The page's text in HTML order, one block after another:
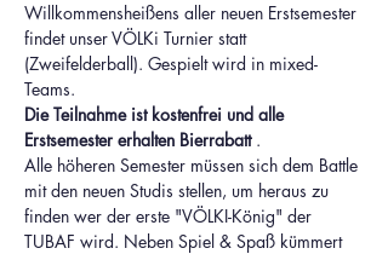
Willkommensheißens aller neuen Erstsemester
findet unser VÖLKi Turnier statt
(Zweifelderball). Gespielt wird in mixed-
Teams.
Die Teilnahme ist kostenfrei und alle
Erstsemester erhalten Bierrabatt .
Alle höheren Semester müssen sich dem Battle
mit den neuen Studis stellen, um heraus zu
finden wer der erste "VÖLKI-König" der
TUBAF wird. Neben Spiel & Spaß kümmert